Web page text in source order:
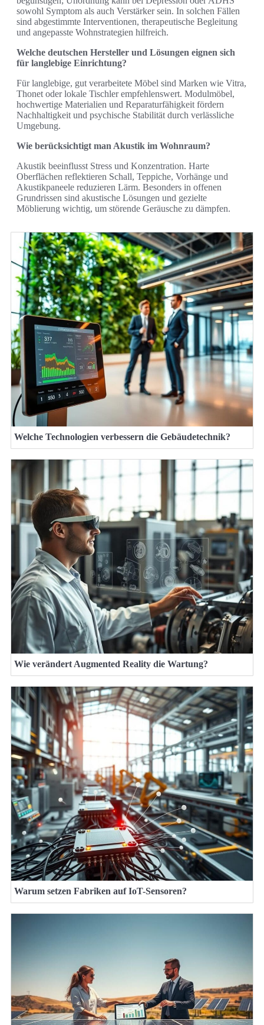
sowohl Symptom als auch Verstärker sein. In solchen Fällen
sind abgestimmte Interventionen, therapeutische Begleitung
und angepasste Wohnstrategien hilfreich.
Welche deutschen Hersteller und Lösungen eignen sich
für langlebige Einrichtung?
Für langlebige, gut verarbeitete Möbel sind Marken wie Vitra,
Thonet oder lokale Tischler empfehlenswert. Modulmöbel,
hochwertige Materialien und Reparaturfähigkeit fördern
Nachhaltigkeit und psychische Stabilität durch verlässliche
Umgebung.
Wie berücksichtigt man Akustik im Wohnraum?
Akustik beeinflusst Stress und Konzentration. Harte
Oberflächen reflektieren Schall, Teppiche, Vorhänge und
Akustikpaneele reduzieren Lärm. Besonders in offenen
Grundrissen sind akustische Lösungen und gezielte
Möblierung wichtig, um störende Geräusche zu dämpfen.
Welche Technologien verbessern die Gebäudetechnik?
Wie verändert Augmented Reality die Wartung?
Warum setzen Fabriken auf IoT-Sensoren?